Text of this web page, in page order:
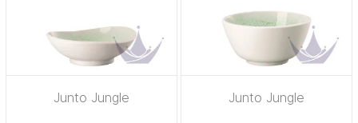
Junto Jungle Junto Jungle